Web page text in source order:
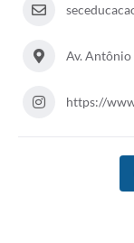
Av.
https://